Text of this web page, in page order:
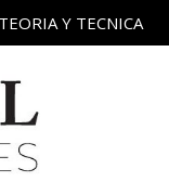
Y TECNICA